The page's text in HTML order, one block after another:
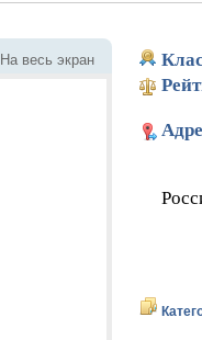
На весь экран